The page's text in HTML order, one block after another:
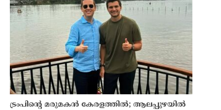
ട്രംപിന്റെ മരുമകന്‍ കേരളത്തിൽ; ആലപ്പുഴയിൽ